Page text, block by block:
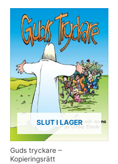
SLUT I LAGER
Guds tryckare –
Kopieringsrätt